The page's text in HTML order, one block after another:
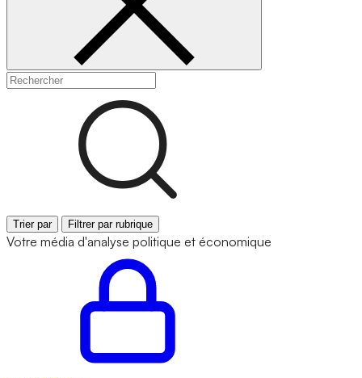
Trier par Filtrer par rubrique
Votre média d'analyse politique et économique